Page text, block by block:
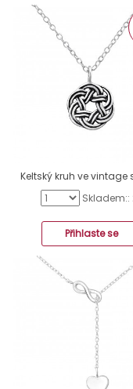
Skladem::
Přihlaste se